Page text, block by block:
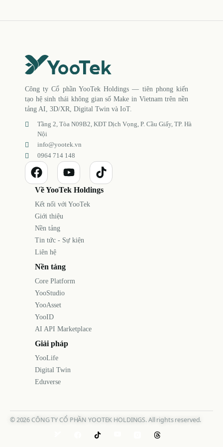
Công ty Cổ phần YooTek Holdings — tiên phong kiến
tạo hệ sinh thái không gian số Make in Vietnam trên nền
tảng AI, 3D/XR, Digital Twin và IoT.
Tầng 2, Tòa N09B2, KĐT Dịch Vọng, P. Cầu Giấy, TP. Hà
Nội
info@yootek.vn
0964 714 148
Về YooTek Holdings
Kết nối với YooTek
Giới thiệu
Nền tảng
Tin tức - Sự kiện
Liên hệ
Nền tảng
Core Platform
YooStudio
YooAsset
YooID
AI API Marketplace
Giải pháp
YooLife
Digital Twin
Eduverse
©2026CÔNG TY CỔ PHẦN YOOTEK HOLDINGS. All rights reserved.